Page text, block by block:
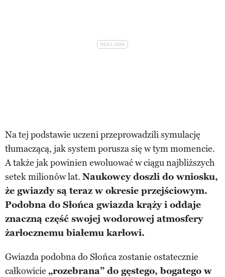
Na tej podstawie uczeni przeprowadzili symulację
tłumaczącą, jak system porusza się w tym momencie.
A także jak powinien ewoluować w ciągu najbliższych
setek milionów lat. Naukowcy doszli do wniosku,
że gwiazdy są teraz w okresie przejściowym.
Podobna do Słońca gwiazda krąży i oddaje
znaczną część swojej wodorowej atmosfery
żarłocznemu białemu karłowi.
Gwiazda podobna do Słońca zostanie ostatecznie
całkowicie „rozebrana” do gęstego, bogatego w